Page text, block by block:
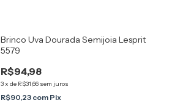
Brinco Uva Dourada Semijoia Lesprit
5579
R$94,98
3x de R$31,66 sem juros
R$90,23 com Pix